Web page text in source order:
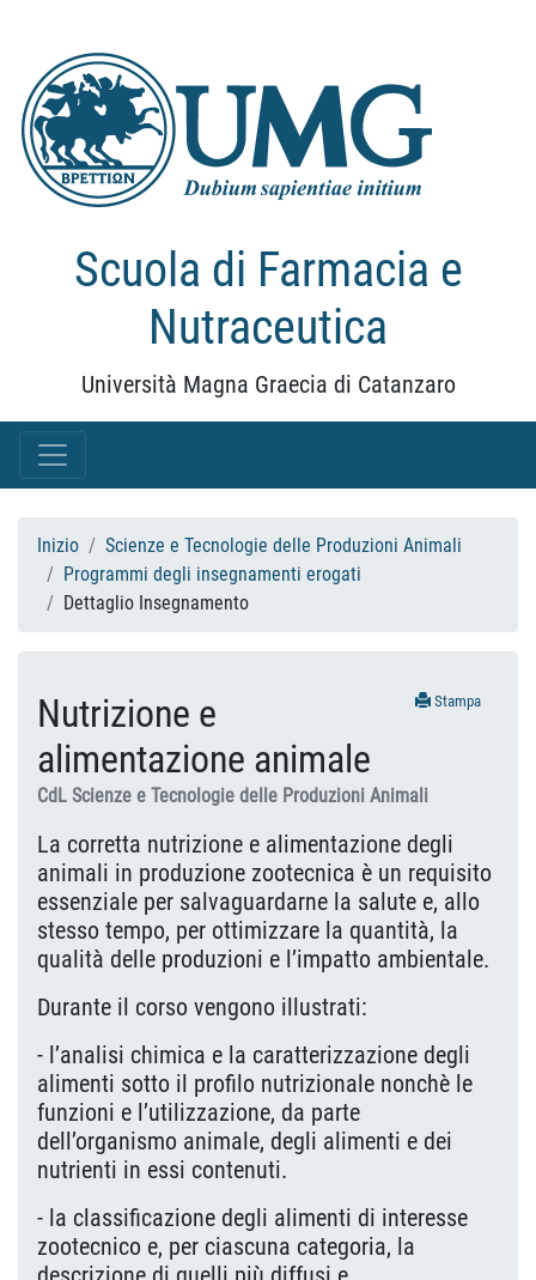
Scuola di Farmacia e
Nutraceutica
Università Magna Graecia di Catanzaro
Inizio
Scienze e Tecnologie delle Produzioni Animali
Programmi degli insegnamenti erogati
Dettaglio Insegnamento
Stampa
Nutrizione e
alimentazione animale
CdL Scienze e Tecnologie delle Produzioni Animali
La corretta nutrizione e alimentazione degli
animali in produzione zootecnica è un requisito
essenziale per salvaguardarne la salute e, allo
stesso tempo, per ottimizzare la quantità, la
qualità delle produzioni e l’impatto ambientale.
Durante il corso vengono illustrati:
- l’analisi chimica e la caratterizzazione degli
alimenti sotto il profilo nutrizionale nonchè le
funzioni e l’utilizzazione, da parte
dell’organismo animale, degli alimenti e dei
nutrienti in essi contenuti.
- la classificazione degli alimenti di interesse
zootecnico e, per ciascuna categoria, la